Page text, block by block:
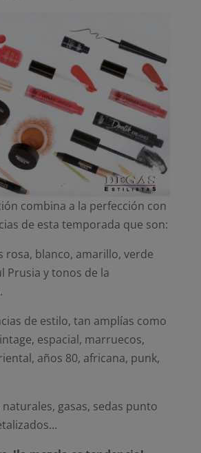
combina a la perfección con
de esta temporada que son:
rosa, blanco, amarillo, verde
Prusia y tonos de la
de estilo, tan amplías como
espacial, marruecos,
años 80, africana, punk,
gasas, sedas punto